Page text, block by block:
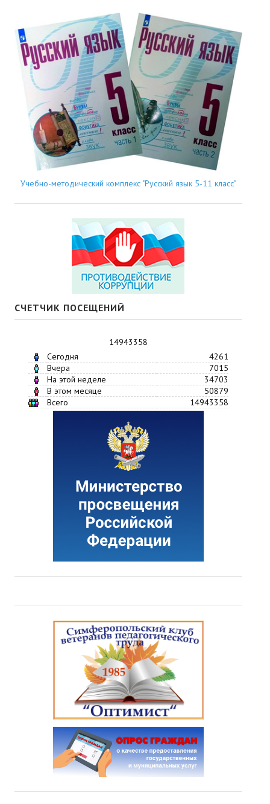
Учебно-методический комплекс "Русский язык 5-11 класс"
СЧЕТЧИК ПОСЕЩЕНИЙ
14943358
Сегодня
4261
Вчера
7015
На этой неделе
34703
В этом месяце
50879
Всего
14943358